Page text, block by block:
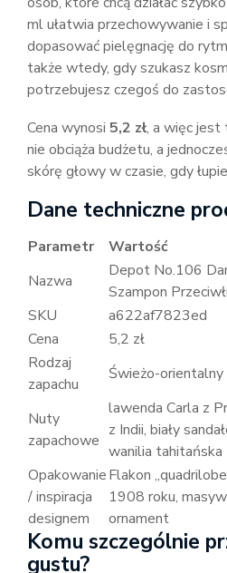
ml ułatwia przechowywanie i
dopasować pielęgnację do
także wtedy, gdy szukasz
potrzebujesz czegoś do
Cena wynosi 5,2 zł, a więc jest
nie obciąża budżetu, a
skórę głowy w czasie, gdy
Dane techniczne
Parametr
Wartość
Nazwa
Depot No.106
Szampon
SKU
a622af7823ed
Cena
5,2 zł
Rodzaj
zapachu
Świeżo-orientalny
Nuty
zapachowe
lawenda Carla z
z Indii, biały
wanilia tahitańska
Opakowanie
/ inspiracja
designem
Flakon
1908 roku,
ornament
Komu szczególnie
gustu?